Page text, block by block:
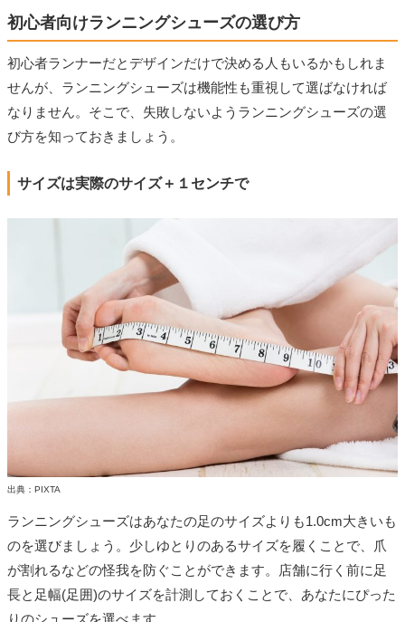
初心者向けランニングシューズの選び方
初心者ランナーだとデザインだけで決める人もいるかもしれま
せんが、ランニングシューズは機能性も重視して選ばなければ
なりません。そこで、失敗しないようランニングシューズの選
び方を知っておきましょう。
サイズは実際のサイズ＋１センチで
出典：PIXTA
ランニングシューズはあなたの足のサイズよりも1.0cm大きいも
のを選びましょう。少しゆとりのあるサイズを履くことで、爪
が割れるなどの怪我を防ぐことができます。店舗に行く前に足
長と足幅(足囲)のサイズを計測しておくことで、あなたにぴった
りのシューズを選べます。